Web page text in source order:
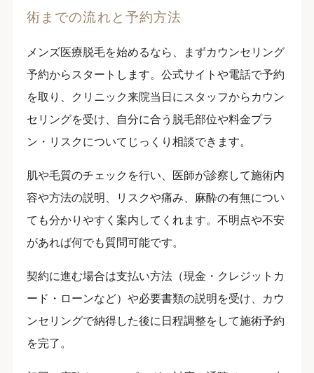
術までの流れと予約方法
メンズ医療脱毛を始めるなら、まずカウンセリング
予約からスタートします。公式サイトや電話で予約
を取り、クリニック来院当日にスタッフからカウン
セリングを受け、自分に合う脱毛部位や料金プラ
ン・リスクについてじっくり相談できます。
肌や毛質のチェックを行い、医師が診察して施術内
容や方法の説明、リスクや痛み、麻酔の有無につい
ても分かりやすく案内してくれます。不明点や不安
があれば何でも質問可能です。
契約に進む場合は支払い方法（現金・クレジットカ
ード・ローンなど）や必要書類の説明を受け、カウ
ンセリングで納得した後に日程調整をして施術予約
を完了。